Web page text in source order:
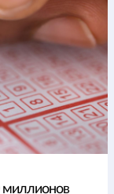
миллионов